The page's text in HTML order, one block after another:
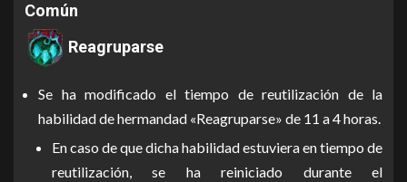
Común
Reagruparse
Se ha modificado el tiempo de reutilización de la
habilidad de hermandad «Reagruparse» de 11 a 4 horas.
En caso de que dicha habilidad estuviera en tiempo de
reutilización, se ha reiniciado durante el